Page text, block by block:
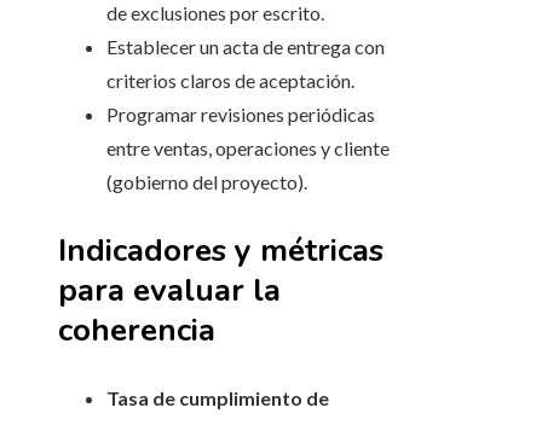
de exclusiones por escrito.
Establecer un acta de entrega con
criterios claros de aceptación.
Programar revisiones periódicas
entre ventas, operaciones y cliente
(gobierno del proyecto).
Indicadores y métricas
para evaluar la
coherencia
Tasa de cumplimiento de